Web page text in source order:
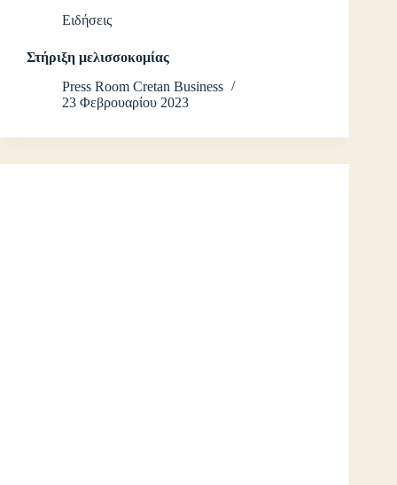
Ειδήσεις
Στήριξη μελισσοκομίας
Press Room Cretan Business
23 Φεβρουαρίου 2023